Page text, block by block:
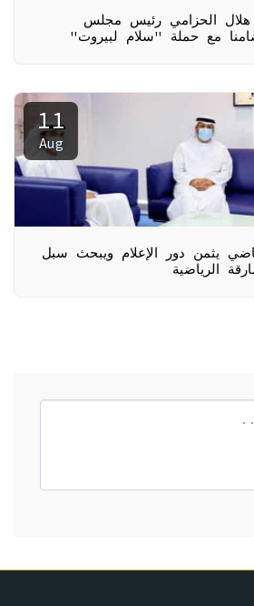
كلمة سعادة عيسى هلال الحزامي رئيس مجلس
مع حملة "سلام لبيروت"
11
Aug
يثمن دور الإعلام ويبحث سبل
الرياضية